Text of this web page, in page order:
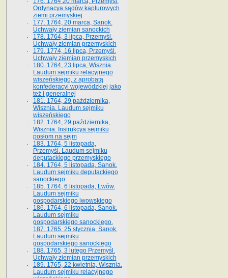
Ordynacya sądów kapturowych
ziemi przemyskiej
177. 1764, 20 marca, Sanok.
Uchwały ziemian sanockich
178. 1764, 3 lipca, Przemyśl.
Uchwały ziemian przemyskich
179. 1774, 16 lipca, Przemyśl.
Uchwały ziemian przemyskich
180. 1764, 23 lipca, Wisznia.
Laudum sejmiku relacyjnego
wiszeńskiego, z aprobatą
konfederacyi wojewódzkiej jako
też i generalnej
181. 1764, 29 października,
Wisznia. Laudum sejmiku
wiszeńskiego
182. 1764, 29 października,
Wisznia. Instrukcya sejmiku
posłom na sejm
183. 1764, 5 listopada,
Przemyśl. Laudum sejmiku
deputackiego przemyskiego
184. 1764, 5 listopada, Sanok.
Laudum sejmiku deputackiego
sanockiego
185. 1764, 6 listopada, Lwów.
Laudum sejmiku
gospodarskiego lwowskiego
186. 1764, 6 listopada, Sanok.
Laudum sejmiku
gospodarskiego sanockiego.
187. 1765, 25 stycznia, Sanok.
Laudum sejmiku
gospodarskiego sanockiego
188. 1765, 3 lutego Przemyśl.
Uchwały ziemian przemyskich
189. 1765, 22 kwietnia, Wisznia.
Laudum sejmiku relacyjnego